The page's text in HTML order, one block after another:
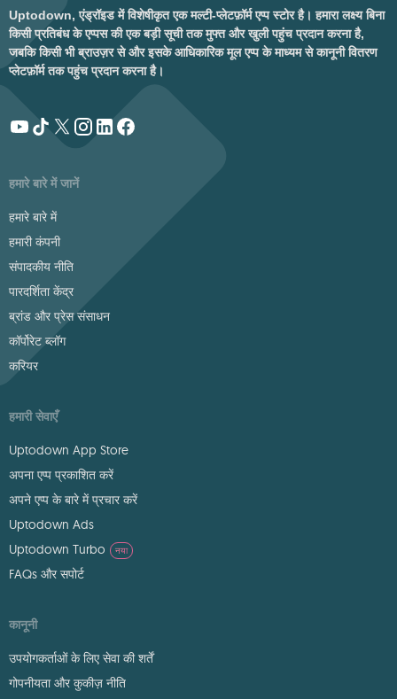
Uptodown, एंड्रॉइड में विशेषीकृत एक मल्टी-प्लेटफ़ॉर्म एप्प स्टोर है। हमारा लक्ष्य बिना
किसी प्रतिबंध के एप्पस की एक बड़ी सूची तक मुफ्त और खुली पहुंच प्रदान करना है,
जबकि किसी भी ब्राउज़र से और इसके आधिकारिक मूल एप्प के माध्यम से कानूनी वितरण
प्लेटफ़ॉर्म तक पहुंच प्रदान करना है।
हमारे बारे में जानें
हमारे बारे में
हमारी कंपनी
संपादकीय नीति
पारदर्शिता केंद्र
ब्रांड और प्रेस संसाधन
कॉर्पोरेट ब्लॉग
करियर
हमारी सेवाएँ
Uptodown App Store
अपना एप्प प्रकाशित करें
अपने एप्प के बारे में प्रचार करें
Uptodown Ads
Uptodown Turbo
नया
FAQs और सपोर्ट
कानूनी
उपयोगकर्ताओं के लिए सेवा की शर्तें
गोपनीयता और कुकीज़ नीति